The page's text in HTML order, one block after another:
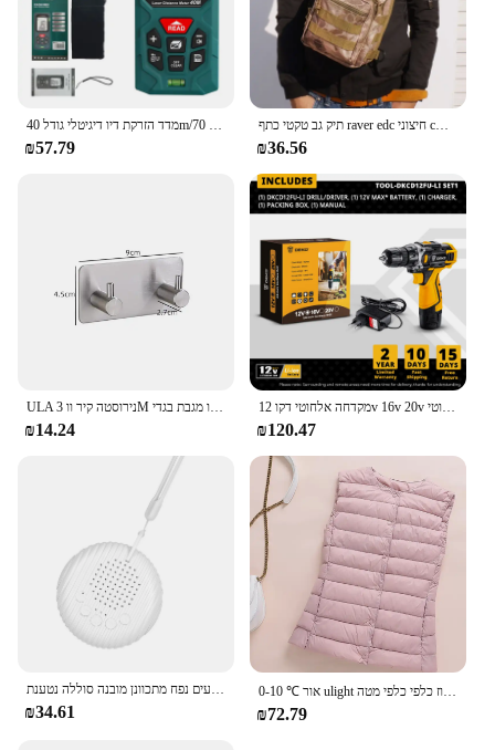
₪57.79
תיק גב טקטי כתף raver edc חיצוני cw תיק sling טווח עמיד למים חרוט תיק טיולים
₪36.56
₪14.24
מקדחה אלחוטי דקו 12v 16v 20v מיני כלי חשמל אלחוטי dc ליתיום-יון סוללה חשמלי מברג הבית
₪120.47
₪34.61
0-10 ℃ אור ulight למטה נשים אפודות 2024 סתיו חורף חדש ברווז כלפי כלפי מטה puffer נוצה מעילי ללא שרוולים
₪72.79